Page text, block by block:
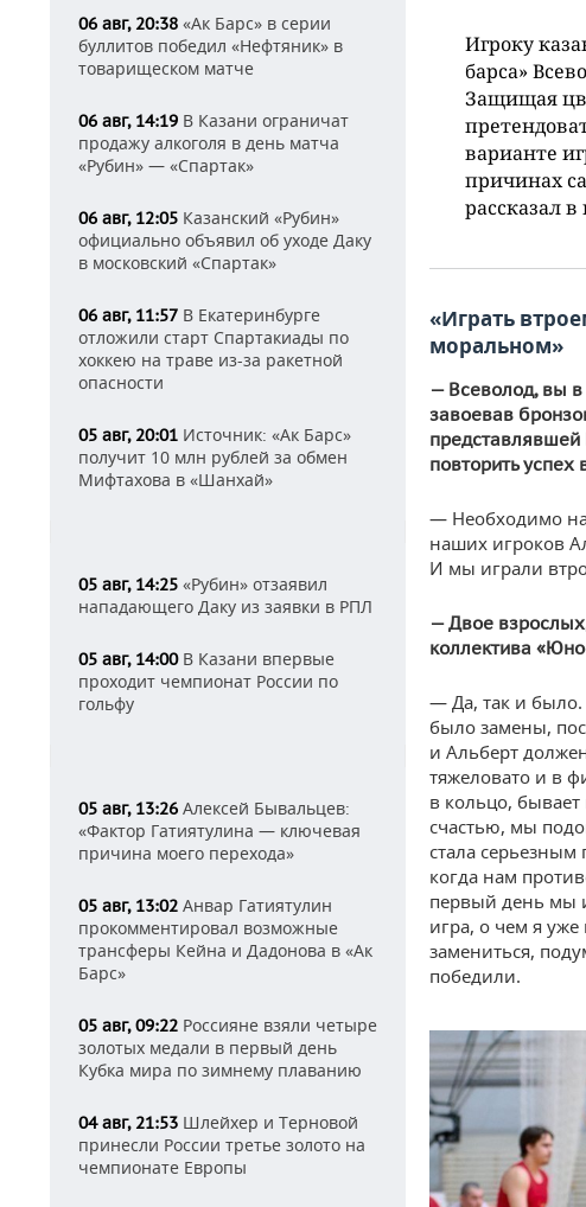
06 авг, 20:38 «Ак Барс» в серии
буллитов победил «Нефтяник» в
товарищеском матче
06 авг, 14:19 В Казани ограничат
продажу алкоголя в день матча
«Рубин» — «Спартак»
06 авг, 12:05 Казанский «Рубин»
официально объявил об уходе Даку
в московский «Спартак»
06 авг, 11:57 В Екатеринбурге
отложили старт Спартакиады по
хоккею на траве из-за ракетной
опасности
05 авг, 20:01 Источник: «Ак Барс»
получит 10 млн рублей за обмен
Мифтахова в «Шанхай»
05 авг, 14:25 «Рубин» отзаявил
нападающего Даку из заявки в РПЛ
05 авг, 14:00В Казани впервые
проходит чемпионат России по
гольфу
05 авг, 13:26 Алексей Бывальцев:
«Фактор Гатиятулина — ключевая
причина моего перехода»
05 авг, 13:02 Анвар Гатиятулин
прокомментировал возможные
трансферы Кейна и Дадонова в «Ак
Барс»
05 авг, 09:22 Россияне взяли четыре
золотых медали в первый день
Кубка мира по зимнему плаванию
04 авг, 21:53 Шлейхер и Терновой
принесли России третье золото на
чемпионате Европы
Игроку
барса»
Защищая
варианте
причинах
рассказал
«Играть
моральном»
— Всеволод, вы
завоевав
представлявшей
повторить
— Необходимо
наших игроков
И мы играли
— Двое
коллектива
— Да, так и было.
было замены,
и Альберт
тяжеловато и в
в кольцо,
счастью, мы
стала
когда нам
первый день мы
игра, о чем я уже
замениться,
победили.